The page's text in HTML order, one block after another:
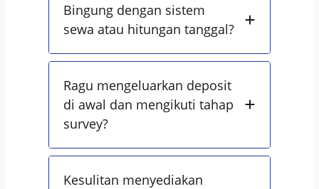
Bingung dengan sistem
sewa atau hitungan tanggal?
Ragu mengeluarkan deposit
di awal dan mengikuti tahap
survey?
Kesulitan menyediakan